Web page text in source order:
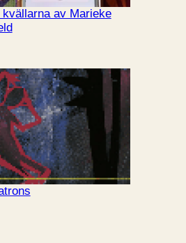
kvällarna av Marieke